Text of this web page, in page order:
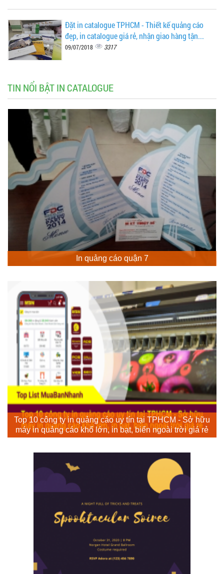
Đặt in catalogue TPHCM - Thiết kế quảng cáo
đẹp, in catalogue giá rẻ, nhận giao hàng tận...
09/07/2018 3317
TIN NỔI BẬT IN CATALOGUE
In quảng cáo quận 7
Top 10 công ty in quảng cáo uy tín tại TPHCM - Sở hữu
máy in quảng cáo khổ lớn, in bạt, biển ngoài trời giá rẻ